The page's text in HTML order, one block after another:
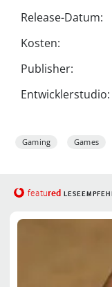
Release-
Kosten:
Publisher:
Gaming Games
featured